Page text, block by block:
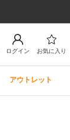
ログイン お気に入り
アウトレット